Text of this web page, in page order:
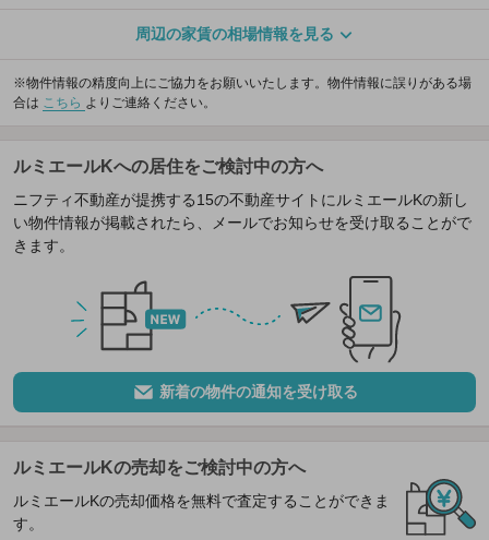
周辺の家賃の相場情報を見る
※物件情報の精度向上にご協力をお願いいたします。物件情報に誤りがある場
合は こちら よりご連絡ください。
ルミエールKへの居住をご検討中の方へ
ニフティ不動産が提携する15の不動産サイトにルミエールKの新し
い物件情報が掲載されたら、メールでお知らせを受け取ることがで
きます。
新着の物件の通知を受け取る
ルミエールKの売却をご検討中の方へ
ルミエールKの売却価格を無料で査定することができま
す。